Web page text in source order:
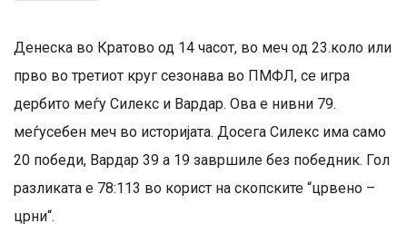
Денеска во Кратово од 14 часот, во меч од 23.коло или
прво во третиот круг сезонава во ПМФЛ, се игра
дербито меѓу Силекс и Вардар. Ова е нивни 79.
меѓусебен меч во историјата. Досега Силекс има само
20 победи, Вардар 39 а 19 завршиле без победник. Гол
разликата е 78:113 во корист на скопските “црвено –
црни“.